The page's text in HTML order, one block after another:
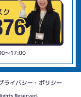
〜17:00
ライバシー・ポリシー
Reserved.